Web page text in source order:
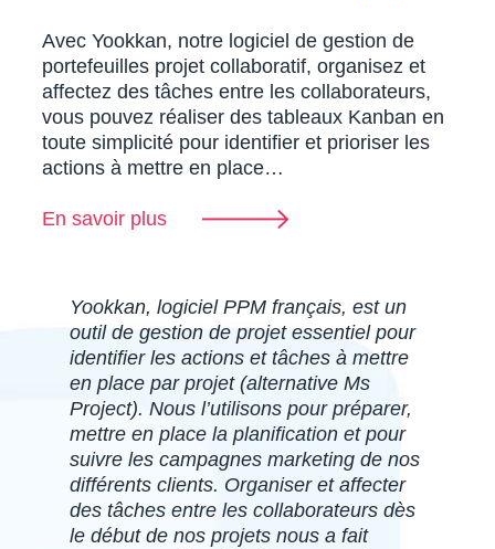
Avec Yookkan, notre logiciel de gestion de
portefeuilles projet collaboratif, organisez et
affectez des tâches entre les collaborateurs,
vous pouvez réaliser des tableaux Kanban en
toute simplicité pour identifier et prioriser les
actions à mettre en place…
En savoir plus
Yookkan, logiciel PPM français, est un
outil de gestion de projet essentiel pour
identifier les actions et tâches à mettre
en place par projet (alternative Ms
Project). Nous l’utilisons pour préparer,
mettre en place la planification et pour
suivre les campagnes marketing de nos
différents clients. Organiser et affecter
des tâches entre les collaborateurs dès
le début de nos projets nous a fait